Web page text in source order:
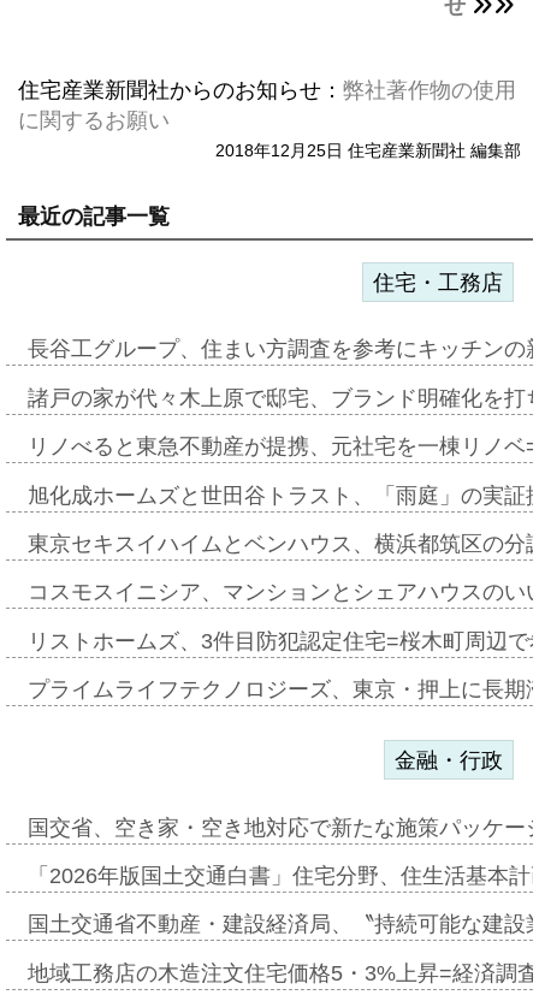
せ
住宅産業新聞社からのお知らせ： 弊社著作物の使用
に関するお願い
2018年12月25日 住宅産業新聞社 編集部
最近の記事一覧
住宅・工務店
長谷工グループ、住まい方調査を参考にキッチン
諸戸の家が代々木上原で邸宅、ブランド明確化を
リノべると東急不動産が提携、元社宅を一棟リノ
旭化成ホームズと世田谷トラスト、「雨庭」の実
東京セキスイハイムとベンハウス、横浜都筑区の
コスモスイニシア、マンションとシェアハウスの
リストホームズ、3件目防犯認定住宅=桜木町周辺
プライムライフテクノロジーズ、東京・押上に長
金融・行政
国交省、空き家・空き地対応で新たな施策パッケ
「2026年版国土交通白書」住宅分野、住生活基本
国土交通省不動産・建設経済局、〝持続可能な建
地域工務店の木造注文住宅価格5・3%上昇=経済調